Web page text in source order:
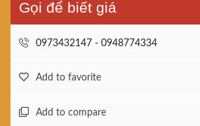
Gọi để biết giá
0973432147 - 0948774334
Add to favorite
Add to compare